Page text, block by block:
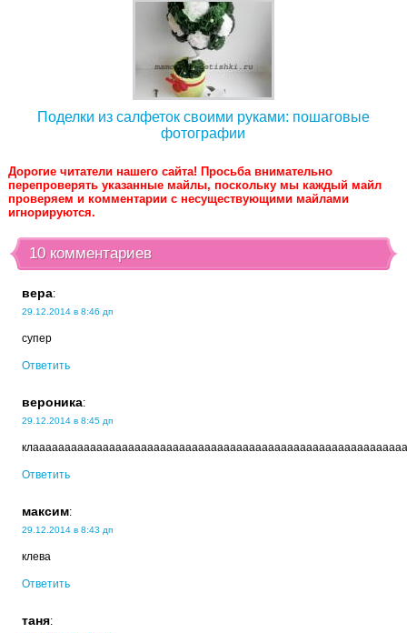
Поделки из салфеток своими руками: пошаговые
фотографии
Дорогие читатели нашего сайта! Просьба внимательно
перепроверять указанные майлы, поскольку мы каждый майл
проверяем и комментарии с несуществующими майлами
игнорируются.
10 комментариев
вера:
29.12.2014 в 8:46 дп
супер
Ответить
вероника:
29.12.2014 в 8:45 дп
Ответить
максим:
29.12.2014 в 8:43 дп
клева
Ответить
таня: